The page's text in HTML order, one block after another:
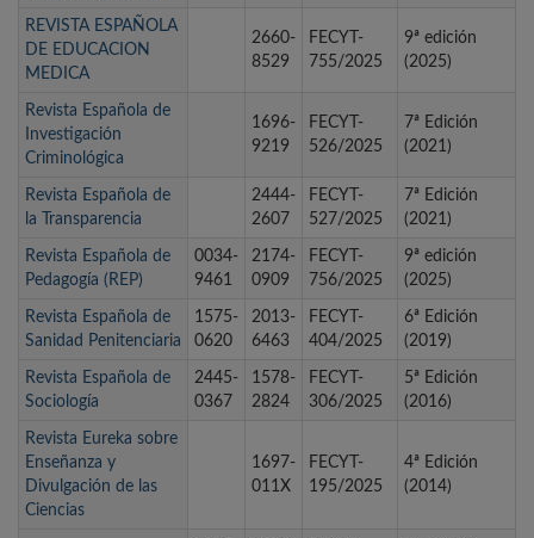
REVISTA ESPAÑOLA
DE EDUCACION
MEDICA
2660-
8529
FECYT-
755/2025
9ª edición
(2025)
Revista Española de
Investigación
Criminológica
1696-
9219
FECYT-
526/2025
7ª Edición
(2021)
Revista Española de
la Transparencia
2444-
2607
FECYT-
527/2025
7ª Edición
(2021)
Revista Española de
Pedagogía (REP)
0034-
9461
2174-
0909
FECYT-
756/2025
9ª edición
(2025)
Revista Española de
Sanidad Penitenciaria
1575-
0620
2013-
6463
FECYT-
404/2025
6ª Edición
(2019)
Revista Española de
Sociología
2445-
0367
1578-
2824
FECYT-
306/2025
5ª Edición
(2016)
Revista Eureka sobre
Enseñanza y
Divulgación de las
Ciencias
1697-
011X
FECYT-
195/2025
4ª Edición
(2014)